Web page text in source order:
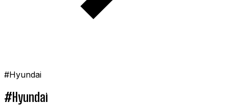
#Hyundai
#Hyundai